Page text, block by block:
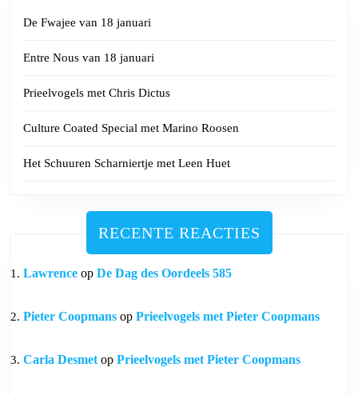
De Fwajee van 18 januari
Entre Nous van 18 januari
Prieelvogels met Chris Dictus
Culture Coated Special met Marino Roosen
Het Schuuren Scharniertje met Leen Huet
RECENTE REACTIES
Lawrence op De Dag des Oordeels 585
Pieter Coopmans op Prieelvogels met Pieter Coopmans
Carla Desmet op Prieelvogels met Pieter Coopmans